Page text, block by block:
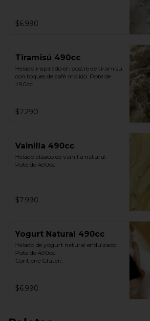
$6.990
Tiramisú 490cc
Helado inspirado en postre de tiramisú
con toques de café molido. Pote de
490cc.
**FOTO REFERENCIAL**
$7.290
Vainilla 490cc
Helado clásico de vainilla natural.
Pote de 490cc
$7.990
Yogurt Natural 490cc
Helado de yogurt natural endulzado.
Pote de 490cc.
Contiene Gluten.
$6.990